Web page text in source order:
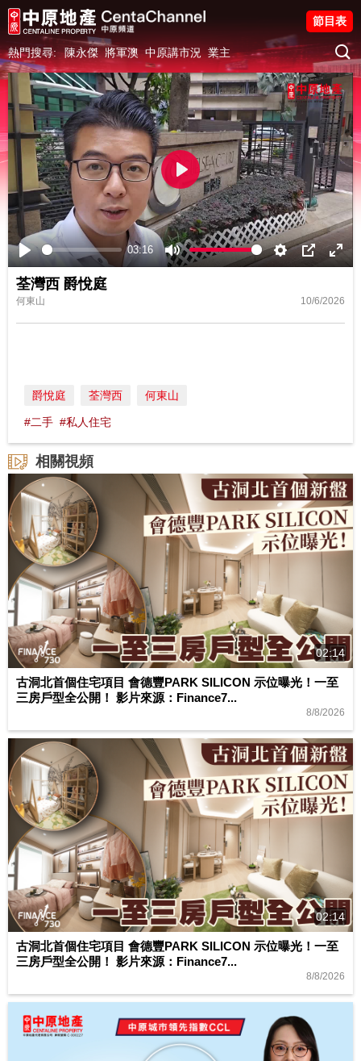
熱門搜尋: 陳永傑 將軍澳 中原講市況 業主
節目表
Play
03:16
Mute Settings
PIP
Play
荃灣西 爵悅庭
何東山 10/6/2026
爵悅庭 荃灣西 何東山
#二手 #私人住宅
相關視頻
02:14
古洞北首個住宅項目 會德豐PARK SILICON 示位曝光！一至
三房戶型全公開！ 影片來源：Finance7...
8/8/2026
02:14
古洞北首個住宅項目 會德豐PARK SILICON 示位曝光！一至
三房戶型全公開！ 影片來源：Finance7...
8/8/2026